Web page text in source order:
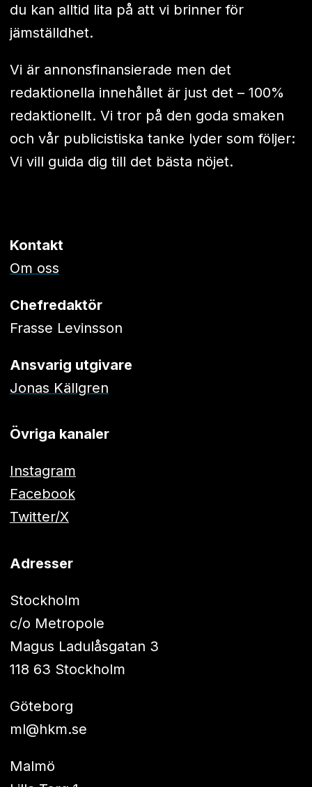
du kan alltid lita på att vi brinner för
jämställdhet.
Vi är annonsfinansierade men det
redaktionella innehållet är just det – 100%
redaktionellt. Vi tror på den goda smaken
och vår publicistiska tanke lyder som följer:
Vi vill guida dig till det bästa nöjet.
Kontakt
Om oss
Chefredaktör
Frasse Levinsson
Ansvarig utgivare
Jonas Källgren
Övriga kanaler
Instagram
Facebook
Twitter/X
Adresser
Stockholm
c/o Metropole
Magus Ladulåsgatan 3
118 63 Stockholm
Göteborg
ml@hkm.se
Malmö